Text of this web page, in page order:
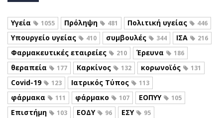
Υγεία 1055 Πρόληψη 481 Πολιτική υγείας 446
Υπουργείο υγείας 410 συμβουλές 344 ΙΣΑ 216
Φαρμακευτικές εταιρείες 210 Έρευνα 186
θεραπεία 177 Καρκίνος 132 κορωνοϊός 131
Covid-19 123 Ιατρικός Τύπος 113
φάρμακα 111 φάρμακο 107 ΕΟΠΥΥ 105
Επιστήμη 103 ΕΟΔΥ 96 ΕΣΥ 95